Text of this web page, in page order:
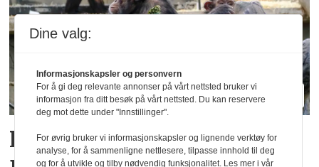
Rekordsommer for
Dine valg:
Informasjonskapsler og personvern
For å gi deg relevante annonser på vårt nettsted bruker vi
informasjon fra ditt besøk på vårt nettsted. Du kan reservere
deg mot dette under "Innstillinger".
For øvrig bruker vi informasjonskapsler og lignende verktøy for
analyse, for å sammenligne nettlesere, tilpasse innhold til deg
og for å utvikle og tilby nødvendig funksjonalitet. Les mer i vår